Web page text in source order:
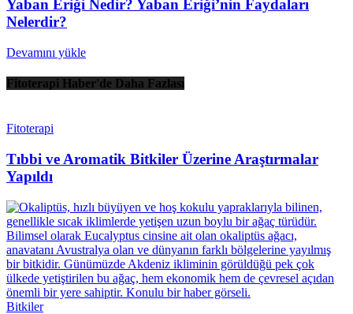
Yaban Eriği Nedir? Yaban Eriği’nin Faydaları
Nelerdir?
Devamını yükle
Fitoterapi Haber'de Daha Fazlası
Fitoterapi
Tıbbi ve Aromatik Bitkiler Üzerine Araştırmalar
Yapıldı
Bitkiler